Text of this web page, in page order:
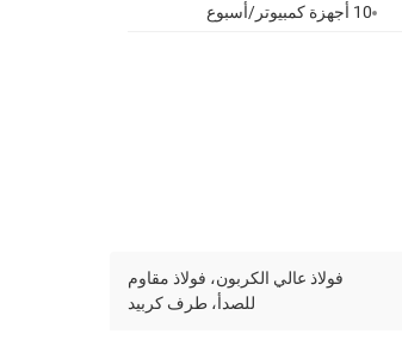
10 أجهزة كمبيوتر/أسبوع
فولاذ عالي الكربون، فولاذ مقاوم
للصدأ، طرف كربيد